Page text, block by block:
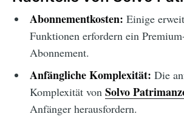
Abonnementkosten: Einige
Funktionen erfordern ein
Abonnement.
Anfängliche Komplexität: Die
Komplexität von Solvo
Anfänger herausfordern.